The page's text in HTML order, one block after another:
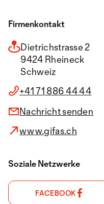
Firmenkontakt
Dietrichstrasse 2
9424 Rheineck
Schweiz
+41 71 886 44 44
Nachricht senden
www.gifas.ch
Soziale Netzwerke
FACEBOOK